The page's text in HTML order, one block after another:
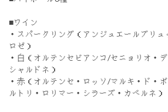
■ワイン
・スパークリング（アンジュエールブリュ
ロゼ）
・白（オルテンセビアンコ/セニョリオ・
シャルドネ）
・赤（オルテンセ・ロッソ/マルキ・ド・
ルトリ・ロリマー・シラーズ・カベルネ）